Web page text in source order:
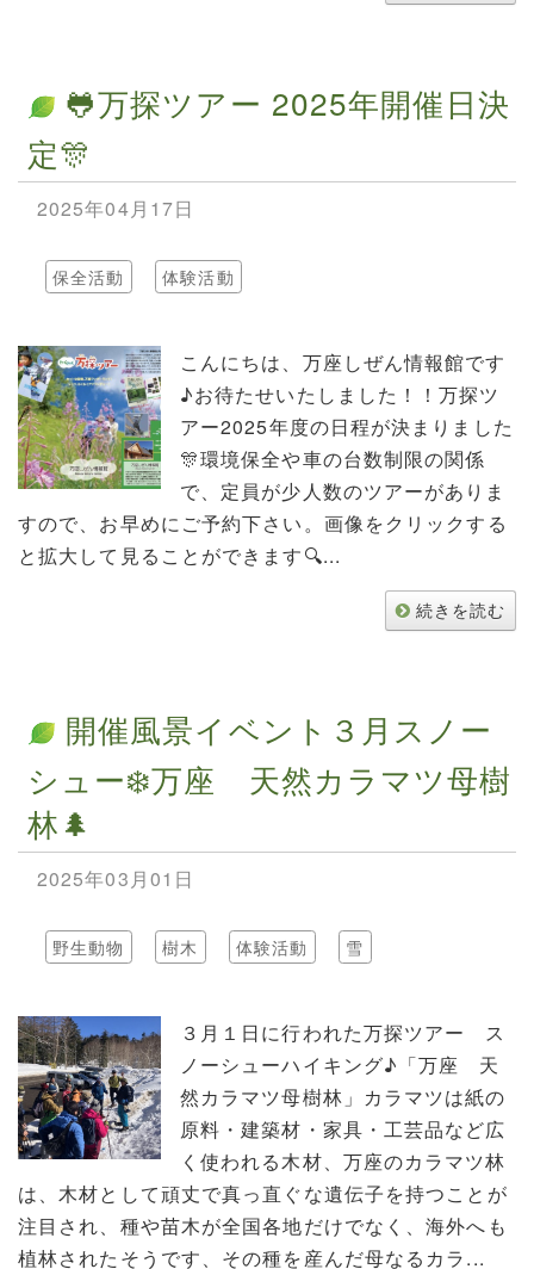
🐸万探ツアー 2025年開催日決
定🎊
2025年04月17日
保全活動 体験活動
こんにちは、万座しぜん情報館です
♪お待たせいたしました！！万探ツ
アー2025年度の日程が決まりました
🎊環境保全や車の台数制限の関係
で、定員が少人数のツアーがありま
すので、お早めにご予約下さい。画像をクリックする
と拡大して見ることができます🔍...
続きを読む
開催風景イベント３月スノー
シュー❄️万座 天然カラマツ母樹
林🌲
2025年03月01日
野生動物 樹木 体験活動 雪
３月１日に行われた万探ツアー ス
ノーシューハイキング♪「万座 天
然カラマツ母樹林」カラマツは紙の
原料・建築材・家具・工芸品など広
く使われる木材、万座のカラマツ林
は、木材として頑丈で真っ直ぐな遺伝子を持つことが
注目され、種や苗木が全国各地だけでなく、海外へも
植林されたそうです、その種を産んだ母なるカラ...